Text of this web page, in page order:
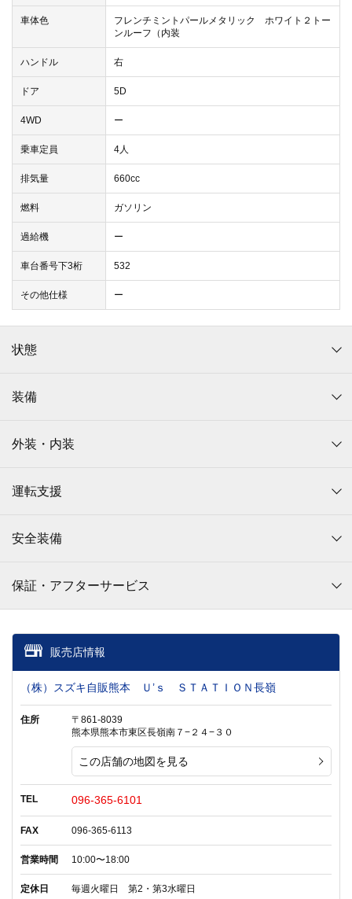
車体色
フレンチミントパールメタリック ホワイト２トー
ンルーフ（内装
ハンドル 右
ドア 5D
4WD ー
乗車定員 4人
排気量 660cc
燃料 ガソリン
過給機 ー
車台番号下3桁 532
その他仕様 ー
状態
装備
外装・内装
運転支援
安全装備
保証・アフターサービス
販売店情報
（株）スズキ自販熊本 Ｕ’ｓ ＳＴＡＴＩＯＮ長嶺
住所
〒861-8039
熊本県熊本市東区長嶺南７−２４−３０
この店舗の地図を見る
TEL 096-365-6101
FAX 096-365-6113
営業時間 10:00〜18:00
定休日 毎週火曜日 第2・第3水曜日